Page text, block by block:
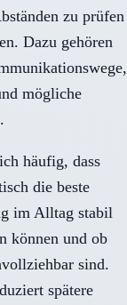
zu prüfen
Dazu gehören
mögliche
häufig, dass
die beste
im Alltag stabil
können und ob
sind.
spätere